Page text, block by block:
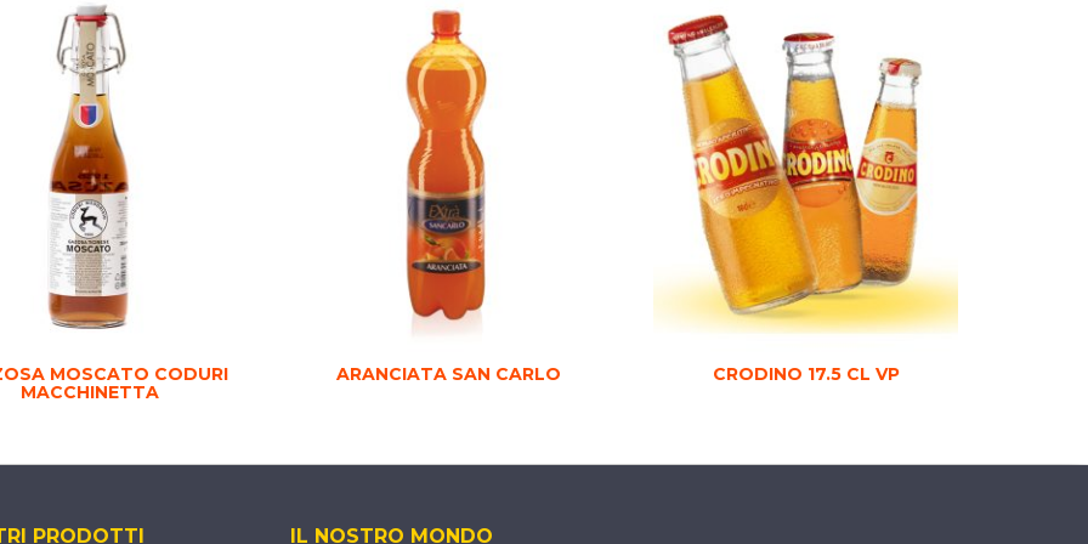
MOSCATO CODURI
MACCHINETTA
ARANCIATA SAN CARLO CRODINO 17.5 CL VP
PRODOTTI IL NOSTRO MONDO